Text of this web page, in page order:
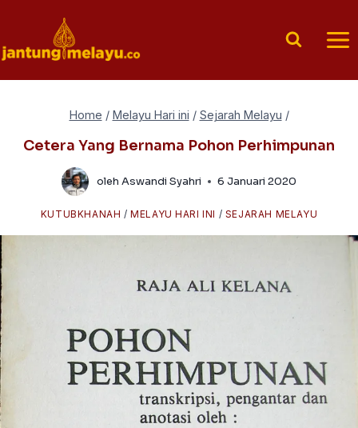
content
Home / Melayu Hari ini / Sejarah Melayu /
Cetera Yang Bernama Pohon Perhimpunan
oleh Aswandi Syahri 6 Januari 2020
KUTUBKHANAH /MELAYU HARI INI / SEJARAH MELAYU